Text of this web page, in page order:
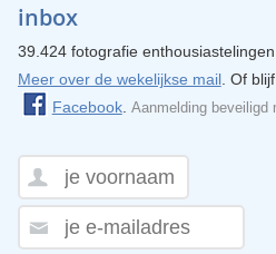
inbox
39.424 fotografie
Meer over de wekelijkse mail. Of
Facebook. Aanmelding beveiligd